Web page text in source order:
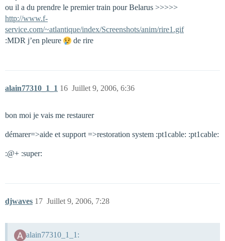
ou il a du prendre le premier train pour Belarus >>>>>
http://www.f-
service.com/~atlantique/index/Screenshots/anim/rire1.gif
:MDR j’en pleure
de rire
alain77310_1_1 Juillet 9, 2006, 6:36
16
bon moi je vais me restaurer
démarer=>aide et support =>restoration system :pt1cable: :pt1cable:
:@+ :super:
djwaves Juillet 9, 2006, 7:28
17
alain77310_1_1: